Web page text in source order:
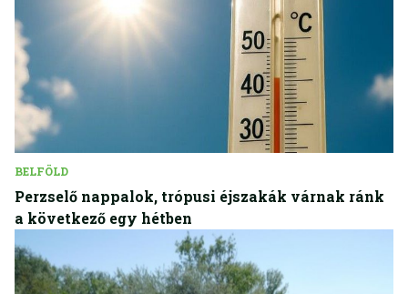
BELFÖLD
Perzselő nappalok, trópusi éjszakák várnak ránk
a következő egy hétben